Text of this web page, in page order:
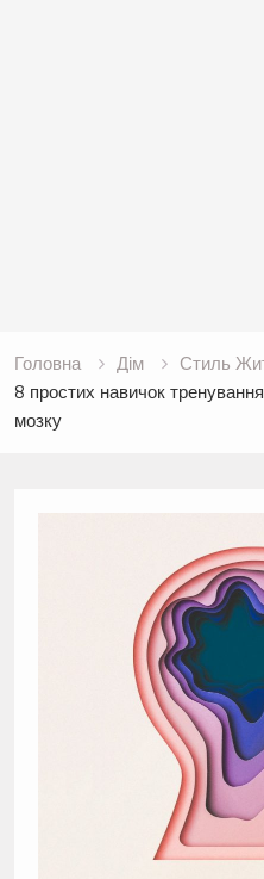
Головна Дім
Стиль
8 простих навичок
мозку